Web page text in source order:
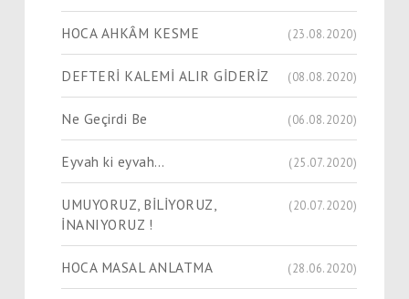
HOCA AHKÂM KESME (23.08.2020)
DEFTERİ KALEMİ ALIR GİDERİZ (08.08.2020)
Ne Geçirdi Be (06.08.2020)
Eyvah ki eyvah… (25.07.2020)
UMUYORUZ, BİLİYORUZ,
İNANIYORUZ !
(20.07.2020)
HOCA MASAL ANLATMA (28.06.2020)